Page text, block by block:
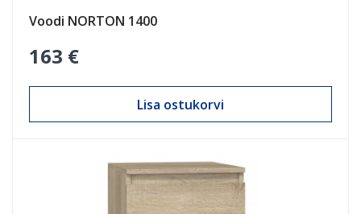
Voodi NORTON 1400
163 €
Lisa ostukorvi